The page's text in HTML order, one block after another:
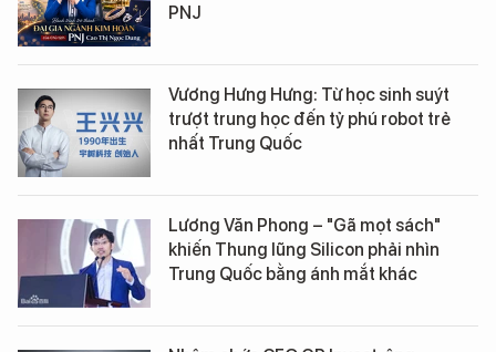
PNJ
Vương Hưng Hưng: Từ học sinh suýt
trượt trung học đến tỷ phú robot trẻ
nhất Trung Quốc
Lương Văn Phong – "Gã mọt sách"
khiến Thung lũng Silicon phải nhìn
Trung Quốc bằng ánh mắt khác